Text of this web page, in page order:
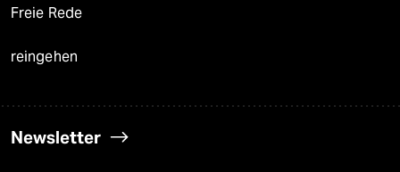
Freie Rede
reingehen
Newsletter